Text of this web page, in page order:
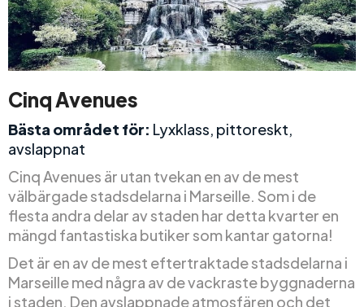
Cinq Avenues
Bästa området för: Lyxklass, pittoreskt,
avslappnat
Cinq Avenues är utan tvekan en av de mest
välbärgade stadsdelarna i Marseille. Som i de
flesta andra delar av staden har detta kvarter en
mängd fantastiska butiker som kantar gatorna!
Det är en av de mest eftertraktade stadsdelarna i
Marseille med några av de vackraste byggnaderna
i staden. Den avslappnade atmosfären och det